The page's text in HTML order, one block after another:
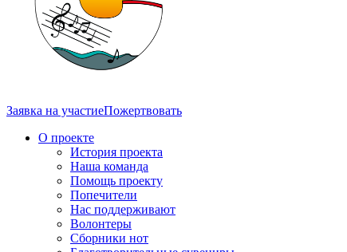
Заявка на участиеПожертвовать
О проекте
История проекта
Наша команда
Помощь проекту
Попечители
Нас поддерживают
Волонтеры
Сборники нот